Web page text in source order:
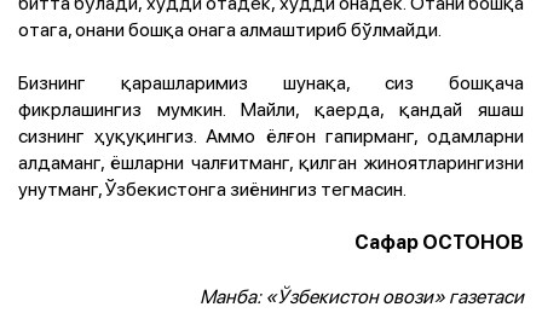
отага, онани бошқа онага алмаштириб бўлмайди.
Бизнинг қарашларимиз шунақа, сиз бошқача
фикрлашингиз мумкин. Майли, қаерда, қандай яшаш
сизнинг ҳуқуқингиз. Аммо ёлғон гапирманг, одамларни
алдаманг, ёшларни чалғитманг, қилган жиноятларингизни
унутманг, ­Ўзбекистонга зиёнингиз тегмасин.
Сафар ОСТОНОВ
Манба:«Ўзбекистон овози» газетаси